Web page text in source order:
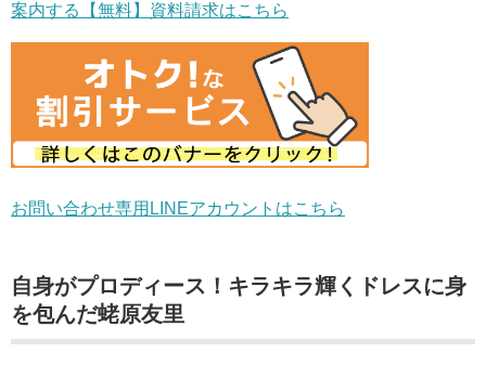
案内する【無料】資料請求はこちら
お問い合わせ専用LINEアカウントはこちら
自身がプロディース！キラキラ輝くドレスに身
を包んだ蛯原友里